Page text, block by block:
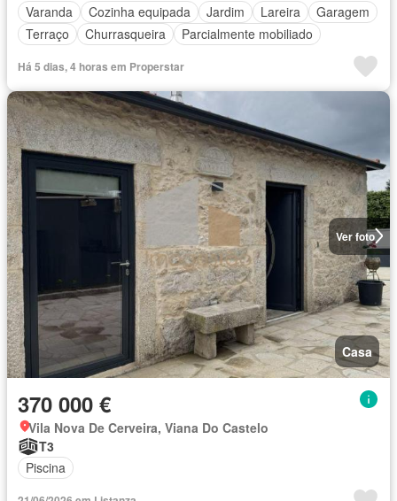
Varanda
Cozinha equipada Jardim Lareira
Garagem
Terraço
Churrasqueira Parcialmente mobiliado
Há 5 dias, 4 horas em Properstar
Ver foto
Casa
370 000 €
Vila Nova De Cerveira, Viana Do Castelo
T3
Piscina